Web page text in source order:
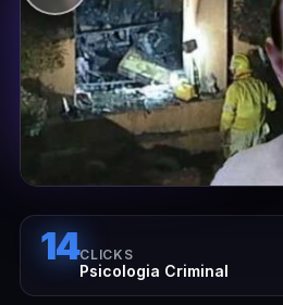
14CLICKS
Psicologia Criminal